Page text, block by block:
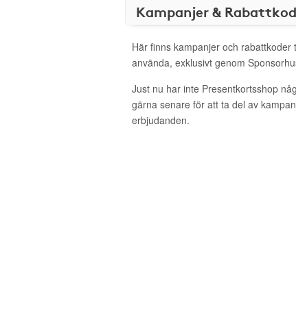
Kampanjer &
Här finns kampanjer och rabattkoder
använda, exklusivt genom
Just nu har inte Presentkortsshop
gärna senare för att ta del av
erbjudanden.